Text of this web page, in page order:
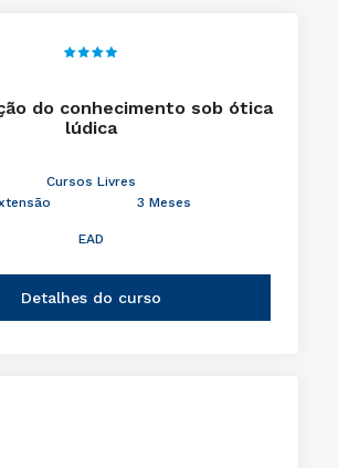
do conhecimento sob ótica
lúdica
Cursos Livres
3 Meses
EAD
Detalhes do curso